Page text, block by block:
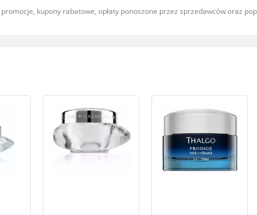
kupony rabatowe, opłaty ponoszone przez sprzedawców oraz